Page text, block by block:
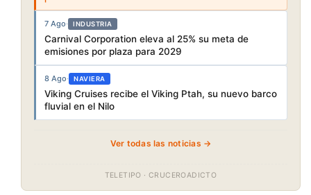
7 Ago· INDUSTRIA
Carnival Corporation eleva al 25% su meta de
emisiones por plaza para 2029
8 Ago· NAVIERA
Viking Cruises recibe el Viking Ptah, su nuevo barco
fluvial en el Nilo
Ver todas las noticias →
TELETIPO · CRUCEROADICTO